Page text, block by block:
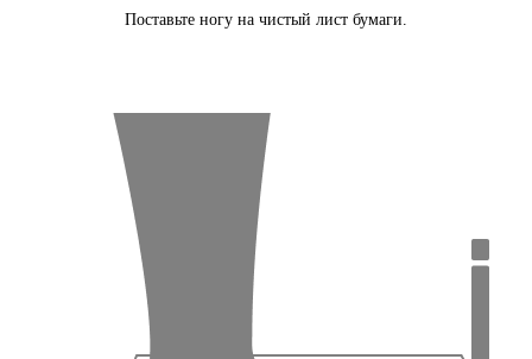
Поставьте ногу на чистый лист бумаги.